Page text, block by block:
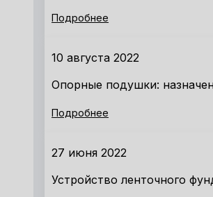
Подробнее
10 августа 2022
Опорные подушки:
Подробнее
27 июня 2022
Устройство ленточного